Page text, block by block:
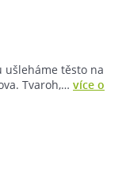
ušleháme těsto na
Tvaroh,… více o